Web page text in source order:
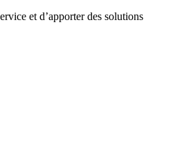
et d’apporter des solutions